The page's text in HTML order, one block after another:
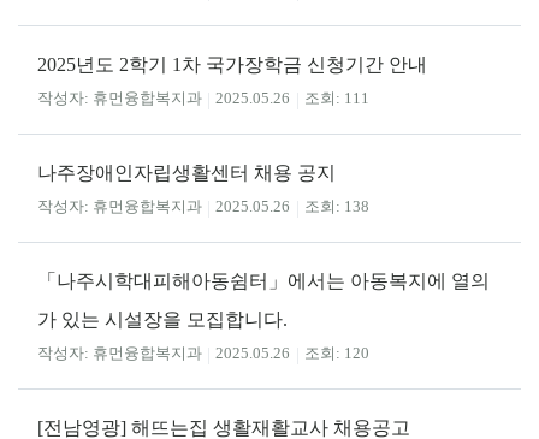
2025년도 2학기 1차 국가장학금 신청기간 안내
휴먼융합복지과 2025.05.26 111
나주장애인자립생활센터 채용 공지
휴먼융합복지과 2025.05.26 138
「나주시학대피해아동쉼터」에서는 아동복지에 열의
가 있는 시설장을 모집합니다.
휴먼융합복지과 2025.05.26 120
[전남영광] 해뜨는집 생활재활교사 채용공고